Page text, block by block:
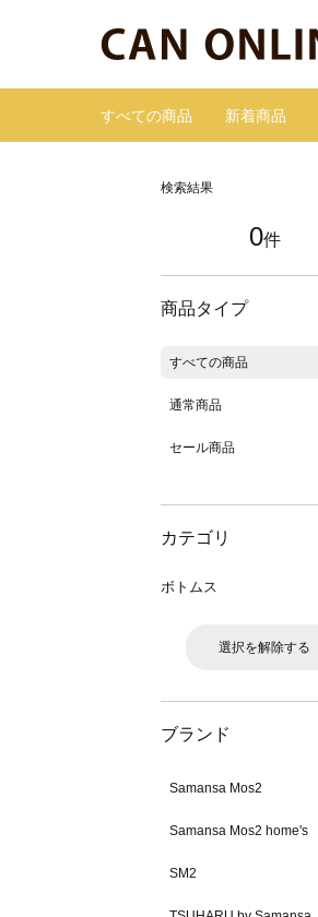
すべての商品 新着商品
検索結果
0件
商品タイプ
すべての商品
通常商品
セール商品
カテゴリ
ボトムス
選択を解除する
ブランド
Samansa Mos2
Samansa Mos2 home's
SM2